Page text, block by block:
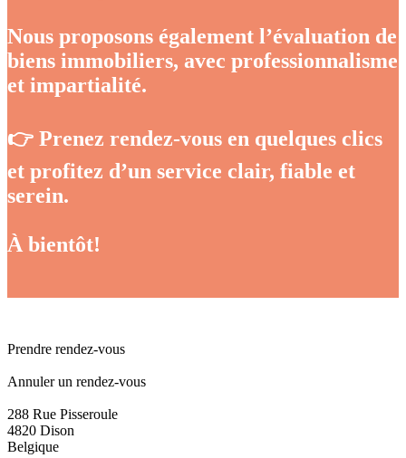
Nous proposons également l’évaluation de
biens immobiliers, avec professionnalisme
et impartialité.
👉 Prenez rendez-vous en quelques clics
et profitez d’un service clair, fiable et
serein.
À bientôt!
Prendre rendez-vous
Annuler un rendez-vous
288 Rue Pisseroule
4820 Dison
Belgique